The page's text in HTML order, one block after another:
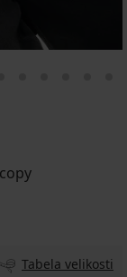
Tabela velikosti